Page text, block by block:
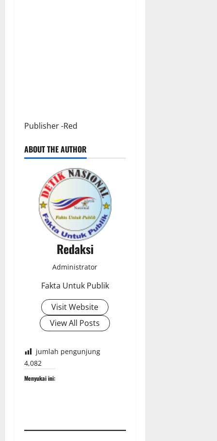
Publisher -Red
ABOUT THE AUTHOR
Redaksi
Administrator
Fakta Untuk Publik
Visit Website
View All Posts
jumlah pengunjung
4,082
Menyukai ini: